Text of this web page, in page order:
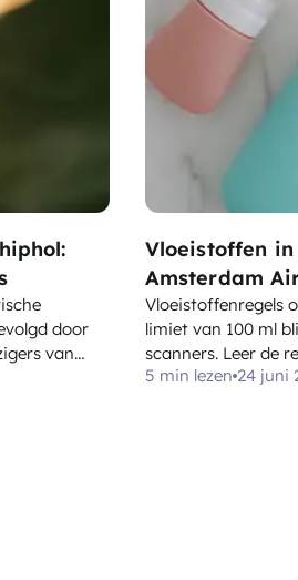
door
van
ze vliegen.
Vloeistoffen
Amsterdam
Vloeistoffenregels
limiet van 100 ml
scanners. Leer de
vloeistof, en de
5 min lezen 24 juni